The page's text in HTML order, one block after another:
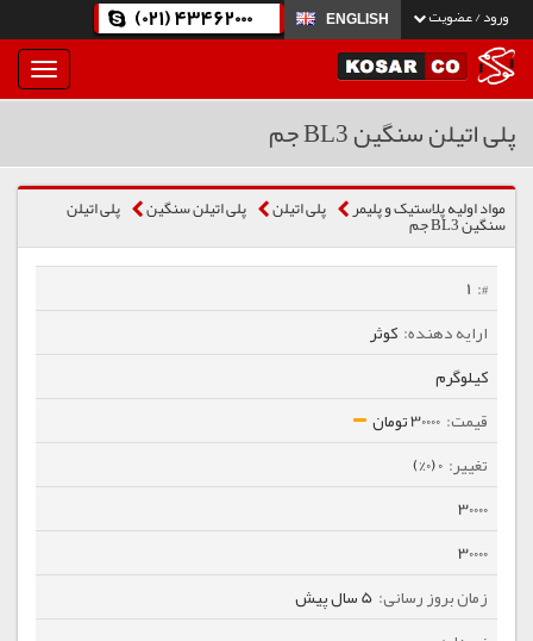
ورود / عضویت ENGLISH
(021) 43462000
بار
و
پلی اتیلن سنگین BL3 جم
مواد اولیه پلاستیک و پلیمر پلی اتیلن پلی اتیلن سنگین پلی اتیلن
سنگین BL3 جم
1
کوثر
کیلوگرم
30000 تومان
0 (0%)
30000
30000
5 سال پیش